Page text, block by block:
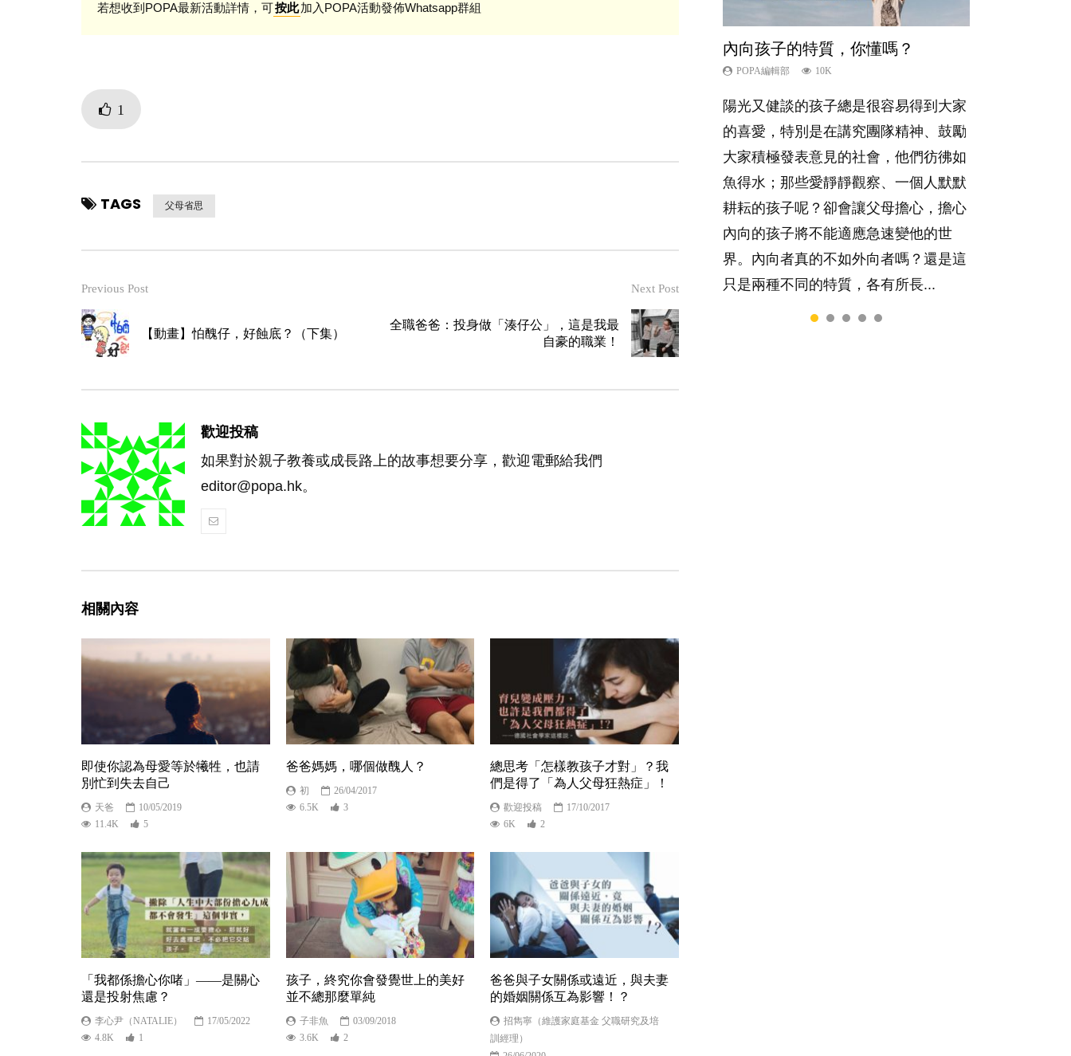
若想收到POPA最新活動詳情，可按此加入POPA活動發佈Whatsapp群組
1
TAGS 父母省思
Previous Post
【動畫】怕醜仔，好蝕底？（下集）
Next Post
全職爸爸：投身做「湊仔公」，這是我最
自豪的職業！
歡迎投稿
如果對於親子教養或成長路上的故事想要分享，歡迎電郵給我們
editor@popa.hk。
相關內容
即使你認為母愛等於犧牲，也請
別忙到失去自己
天爸
10/05/2019
11.4K
5
爸爸媽媽，哪個做醜人？
初
26/04/2017
6.5K
3
總思考「怎樣教孩子才對」？我
們是得了「為人父母狂熱症」！
歡迎投稿
17/10/2017
6K
2
「我都係擔心你啫」——是關心
還是投射焦慮？
李心尹（NATALIE）
17/05/2022
4.8K
1
孩子，終究你會發覺世上的美好
並不總那麼單純
子非魚
03/09/2018
3.6K
2
爸爸與子女關係或遠近，與夫妻
的婚姻關係互為影響！？
招雋寧（維護家庭基金 父職研究及培
訓經理）
內向孩子的特質，你懂嗎？
POPA編輯部 10K
陽光又健談的孩子總是很容易得到大家
的喜愛，特別是在講究團隊精神、鼓勵
大家積極發表意見的社會，他們彷彿如
魚得水；那些愛靜靜觀察、一個人默默
耕耘的孩子呢？卻會讓父母擔心，擔心
內向的孩子將不能適應急速變他的世
界。內向者真的不如外向者嗎？還是這
只是兩種不同的特質，各有所長...
想孩子學好外語，點做好？
POPA編輯部 9.9K
有人話學多種語言越早開始越好，有人
卻說一時間太多語言，會令孩子感到混
淆，到底誰是誰非？聽聽專家怎樣說，
解開語言學習的迷思～...
夫妻必看！經營婚姻，沒捷徑
POPA編輯部 22.9K
你是不是也曾經以為只要跟相愛的人結
婚，就自然能走到白頭，但生了孩子卻
發現事情不如你所料？ 經營婚姻，不
如我們想像的簡單，卻也不是大家說得
那麼難。一起來認識婚姻的真相！...
孩子能力天注定？
POPA編輯部 7.9K
很多父母都希望孩子係個「叻仔叻
女」，學業別太差，日常自理井井有
條。這樣的孩子是萬中無一，還是魚與
熊掌，不能兼得？...
愛孩子也別忘了愛自己，父母如何
關顧自己的身心靈？
照顧孩子衣食住行、陪同兒女應對功課
測驗，還要陪玩製造親子時間，尚要處
理家中雜項要務……當父母的，有千百
個任務要做。可惜，有一樣重要至極
的，總被遺漏——關注自己的情緒和心
理健康。...